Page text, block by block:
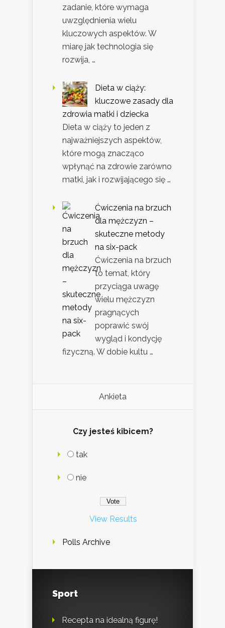
zadanie, które wymaga
uwzględnienia wielu
kluczowych aspektów. W
miarę jak technologia się
rozwija, …
Dieta w ciąży:
kluczowe zasady dla
zdrowia matki i dziecka
Dieta w ciąży to jeden z
najważniejszych aspektów,
które mogą znacząco
wpłynąć na zdrowie zarówno
matki, jak i rozwijającego się …
Ćwiczenia na brzuch
dla mężczyzn –
skuteczne metody
na six-pack
Ćwiczenia na brzuch
to temat, który
przyciąga uwagę
wielu mężczyzn
pragnących
poprawić swój
wygląd i kondycję
fizyczną. W dobie kultu …
Ankieta
Czy jesteś kibicem?
tak
nie
View Results
Polls Archive
Sport
Recepta na idealną figurę!